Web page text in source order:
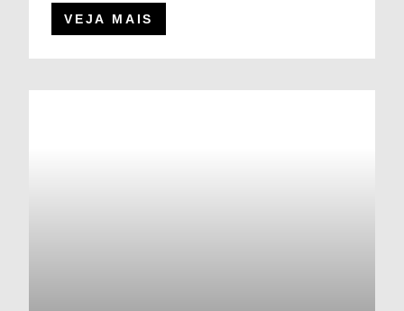
VEJA MAIS